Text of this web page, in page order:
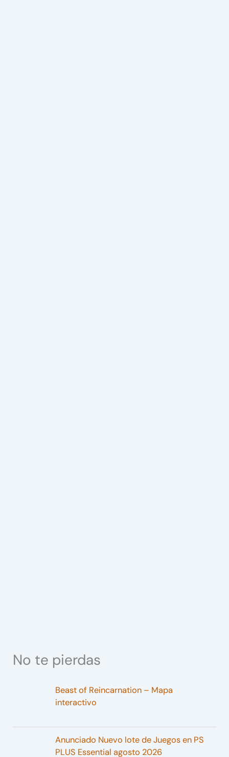
No te pierdas
Beast of Reincarnation – Mapa
interactivo
Anunciado Nuevo lote de Juegos en PS
PLUS Essential agosto 2026